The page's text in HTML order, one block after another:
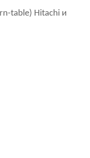
table) Hitachi и